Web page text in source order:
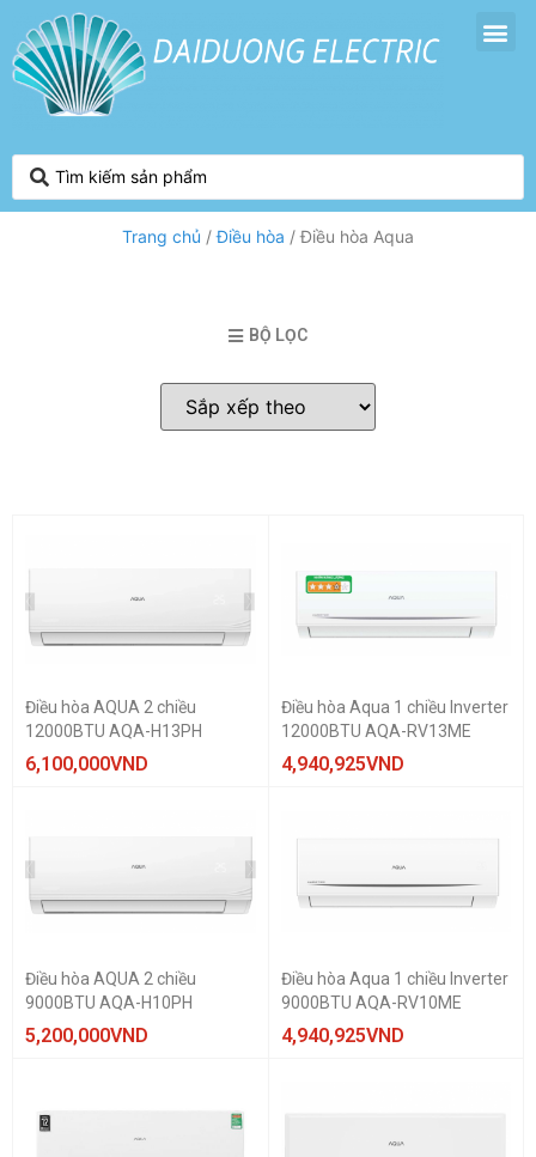
Trang chủ /Điều hòa / Điều hòa Aqua
BỘ LỌC
Điều hòa AQUA 2 chiều
12000BTU AQA-H13PH
6,100,000VND
Điều hòa Aqua 1 chiều Inverter
12000BTU AQA-RV13ME
4,940,925VND
Điều hòa AQUA 2 chiều
9000BTU AQA-H10PH
5,200,000VND
Điều hòa Aqua 1 chiều Inverter
9000BTU AQA-RV10ME
4,940,925VND